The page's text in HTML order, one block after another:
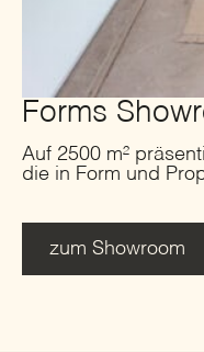
Forms
Auf 2500 m²
die in Form und
zum Showroom